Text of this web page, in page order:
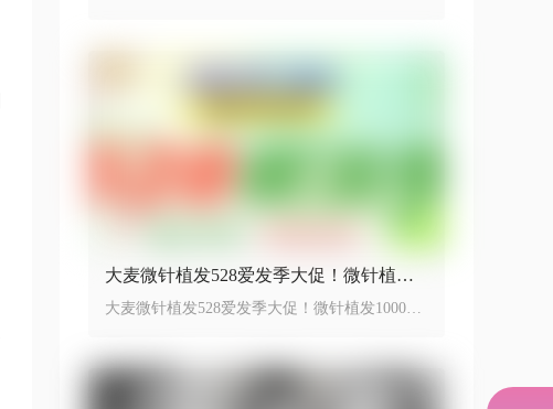
大麦微针植发528爱发季大促！微针植发1
000单位活动价8999元~
大麦微针植发528爱发季大促！微针植发1000单